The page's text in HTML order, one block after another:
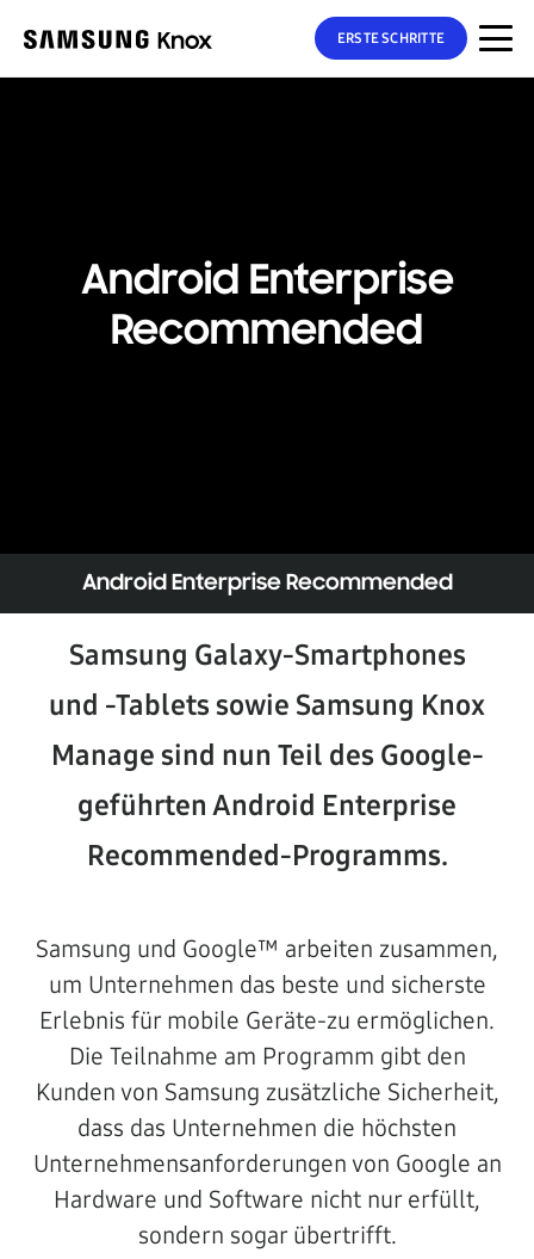
ERSTE SCHRITTE
Android Enterprise
Recommended
Android Enterprise Recommended
Samsung Galaxy-Smartphones
und -Tablets sowie Samsung Knox
Manage sind nun Teil des Google-
geführten Android Enterprise
Recommended-Programms.
Samsung und Google™ arbeiten zusammen,
um Unternehmen das beste und sicherste
Erlebnis für mobile Geräte-zu ermöglichen.
Die Teilnahme am Programm gibt den
Kunden von Samsung zusätzliche Sicherheit,
dass das Unternehmen die höchsten
Unternehmensanforderungen von Google an
Hardware und Software nicht nur erfüllt,
sondern sogar übertrifft.